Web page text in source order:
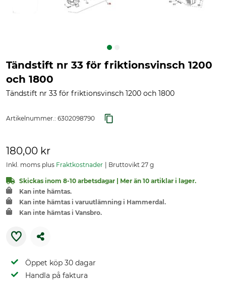
Tändstift nr 33 för friktionsvinsch 1200
och 1800
Tändstift nr 33 för friktionsvinsch 1200 och 1800
Artikelnummer.: 6302098790
180,00 kr
Inkl. moms plus Fraktkostnader Bruttovikt 27 g
Skickas inom 8-10 arbetsdagar | Mer än 10 artiklar i lager.
Kan inte hämtas.
Kan inte hämtas i varuutlämning i Hammerdal.
Kan inte hämtas i Vansbro.
Öppet köp 30 dagar
Handla på faktura